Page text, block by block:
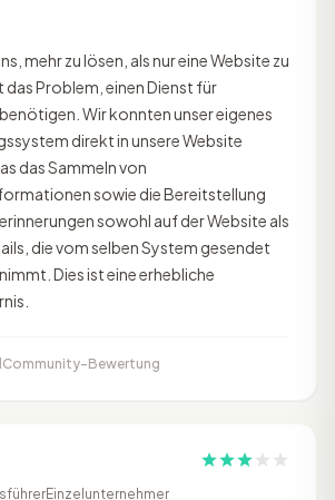
mehr zu lösen, als nur eine Website zu
das Problem, einen Dienst für
Wir konnten unser eigenes
direkt in unsere Website
das Sammeln von
sowie die Bereitstellung
sowohl auf der Website als
die vom selben System gesendet
Dies ist eine erhebliche
Community-Bewertung
Einzelunternehmer